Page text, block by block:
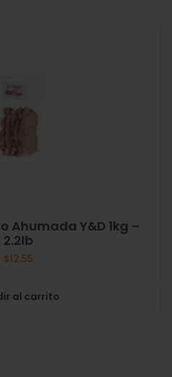
Ahumada Y&D 1kg –
2.2lb
$12.55
al carrito